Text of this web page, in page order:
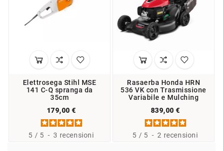
Elettrosega Stihl MSE
141 C-Q spranga da
35cm
179,00 €
5 / 5 - 3 recensioni
Rasaerba Honda HRN
536 VK con Trasmissione
Variabile e Mulching
839,00 €
5 / 5 - 2 recensioni